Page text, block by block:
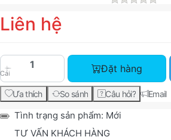
Liên hệ
Cái
Máy in HP LaserJet
Đặt hàng
Ưa thích So sánh Câu hỏi? Email
Tình trạng sản phẩm: Mới
TƯ VẤN KHÁCH HÀNG